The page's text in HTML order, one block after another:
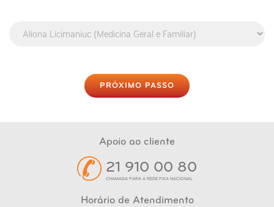
PRÓXIMO PASSO
Apoio ao cliente
21 910 00 80
CHAMADA PARA A REDE FIXA NACIONAL
Horário de Atendimento